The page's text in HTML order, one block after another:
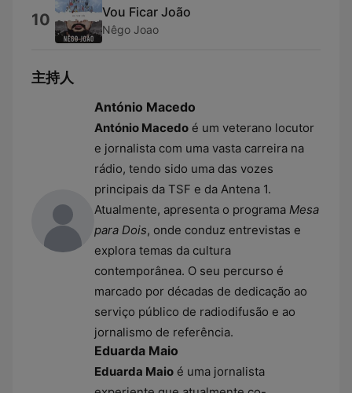
10 Vou Ficar João
Nêgo Joao
主持人
António Macedo
António Macedo é um veterano locutor
e jornalista com uma vasta carreira na
rádio, tendo sido uma das vozes
principais da TSF e da Antena 1.
Atualmente, apresenta o programa Mesa
para Dois, onde conduz entrevistas e
explora temas da cultura
contemporânea. O seu percurso é
marcado por décadas de dedicação ao
serviço público de radiodifusão e ao
jornalismo de referência.
Eduarda Maio
Eduarda Maio é uma jornalista